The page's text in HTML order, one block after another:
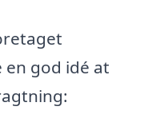
god idé at